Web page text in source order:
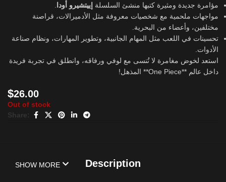
مؤامرة جديدة ومثيرة كتبها منشئ السلسلة إييتشيرو أودا
مواجهات ملحمية مع شخصيات معروفة مثل الأدميرالات، قراصنة
مختلفين، وأعضاء من البحرية.
تحسينات في اللعب مثل المهام الجانبية، وتطوير المهارات، ونظام صناعة
الأدوات.
استعد لخوض مغامرة لا تُنسى مع لوفي ورفاقه، وانطلق في تجربة فريدة
داخل عالم **One Piece** المذهل!
$26.00
Out of stock
Share:
Description
SHOW MORE